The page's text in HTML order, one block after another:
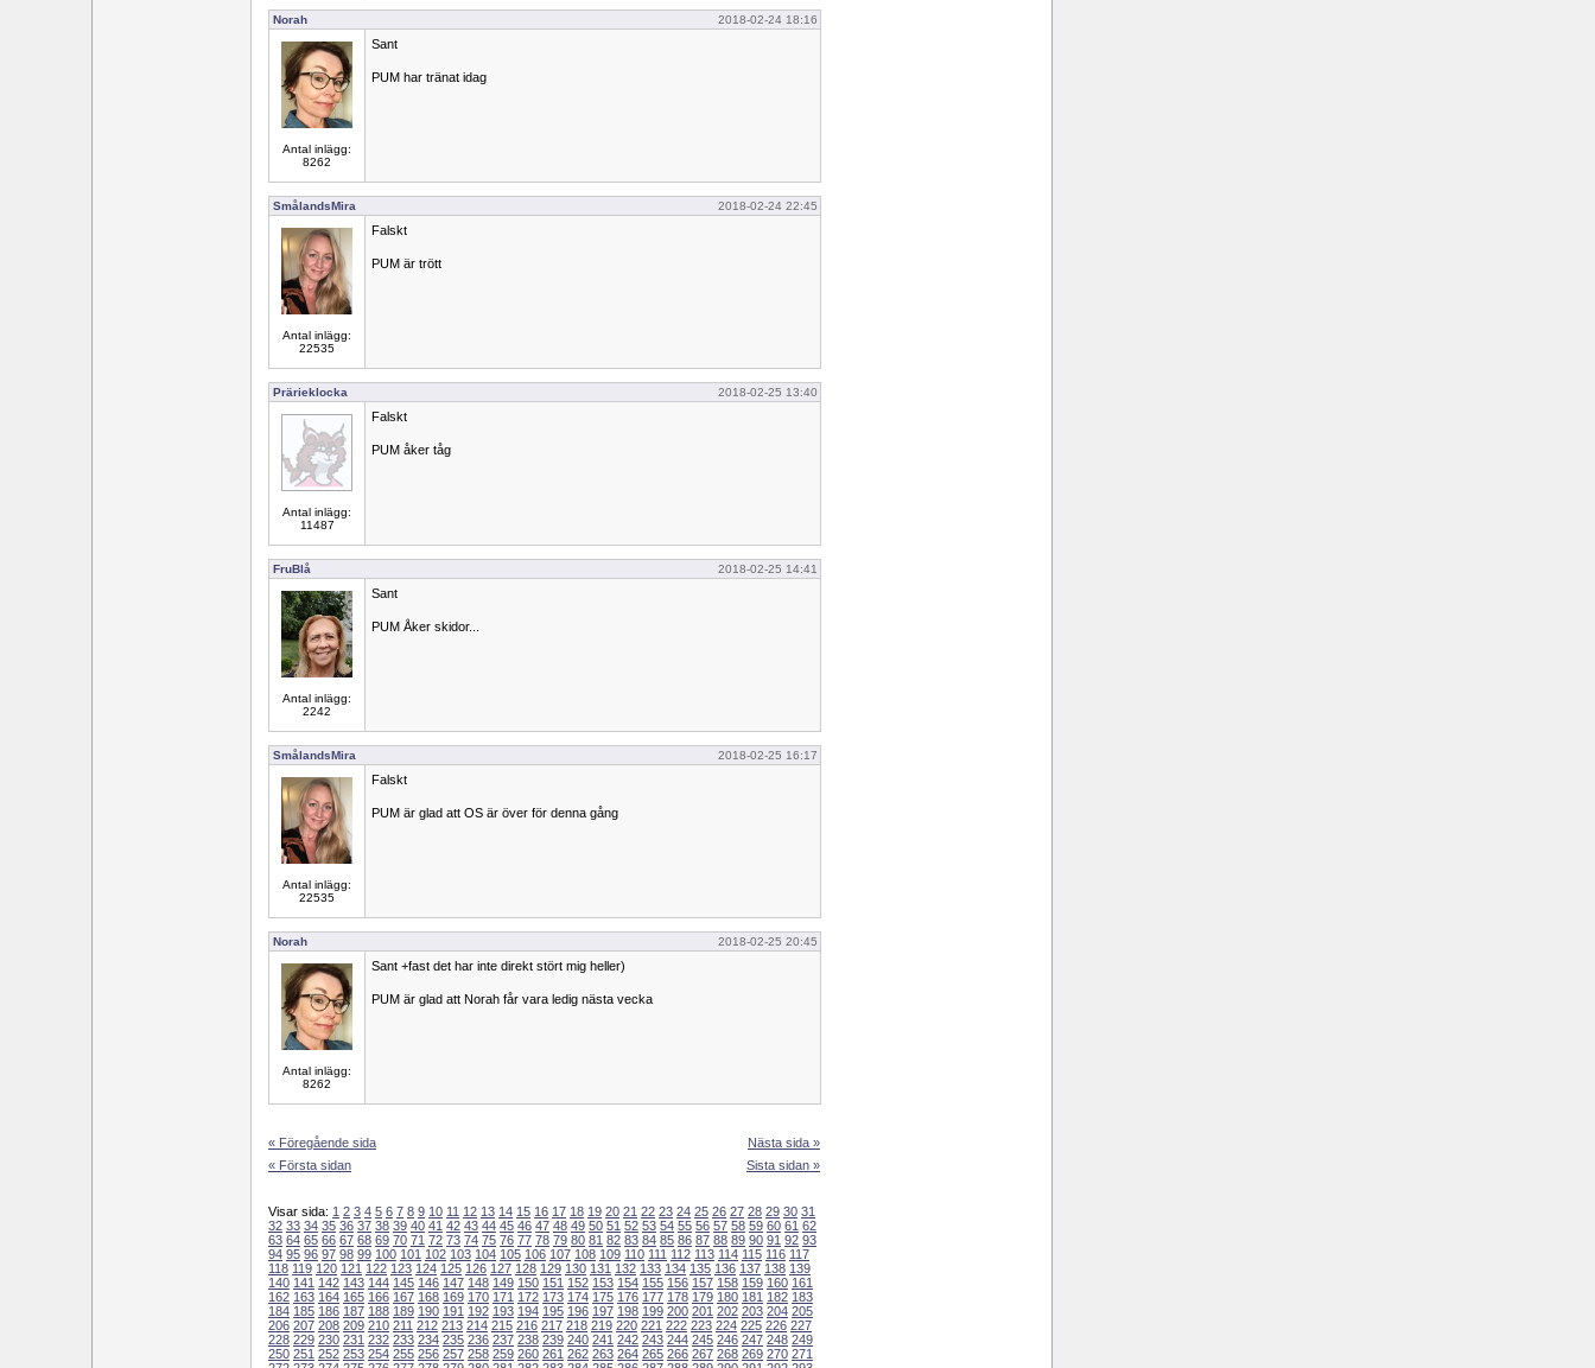
Norah 2018-02-24 18:16
Antal inlägg:
8262
Sant
PUM har tränat idag
SmålandsMira 2018-02-24 22:45
Antal inlägg:
22535
Falskt
PUM är trött
Prärieklocka 2018-02-25 13:40
Antal inlägg:
11487
Falskt
PUM åker tåg
FruBlå 2018-02-25 14:41
Antal inlägg:
2242
Sant
PUM Åker skidor...
SmålandsMira 2018-02-25 16:17
Antal inlägg:
22535
Falskt
PUM är glad att OS är över för denna gång
Norah 2018-02-25 20:45
Antal inlägg:
8262
Sant +fast det har inte direkt stört mig heller)
PUM är glad att Norah får vara ledig nästa vecka
« Föregående sida
« Första sidan
Nästa sida »
Sista sidan »
Visar sida: 1 2 3 4 5 6 7 8 9 10 11 12 13 14 15 16 17 18 19 20 21 22 23 24 25 26 27 28 29 30 31
32 33 34 35 36 37 38 39 40 41 42 43 44 45 46 47 48 49 50 51 52 53 54 55 56 57 58 59 60 61 62
63 64 65 66 67 68 69 70 71 72 73 74 75 76 77 78 79 80 81 82 83 84 85 86 87 88 89 90 91 92 93
94 95 96 97 98 99 100 101 102 103 104 105 106 107 108 109 110 111 112 113 114 115 116 117
118 119 120 121 122 123 124 125 126 127 128 129 130 131 132 133 134 135 136 137 138 139
140 141 142 143 144 145 146 147 148 149 150 151 152 153 154 155 156 157 158 159 160 161
162 163 164 165 166 167 168 169 170 171 172 173 174 175 176 177 178 179 180 181 182 183
184 185 186 187 188 189 190 191 192 193 194 195 196 197 198 199 200 201 202 203 204 205
206 207 208 209 210 211 212 213 214 215 216 217 218 219 220 221 222 223 224 225 226 227
228 229 230 231 232 233 234 235 236 237 238 239 240 241 242 243 244 245 246 247 248 249
250 251 252 253 254 255 256 257 258 259 260 261 262 263 264 265 266 267 268 269 270 271